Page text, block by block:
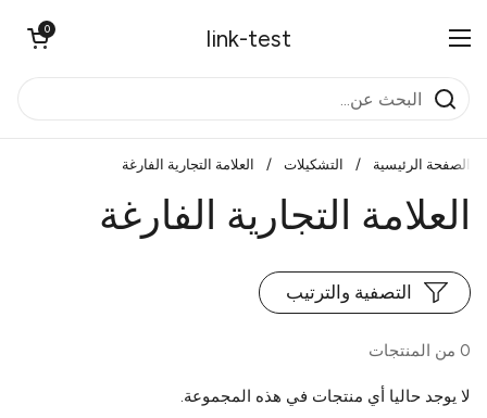
link-test فتح القائمة
فتح العربة
0
الصفحة الرئيسية / التشكيلات / العلامة التجارية الفارغة
العلامة التجارية الفارغة
0 من المنتجات
التصفية والترتيب
لا يوجد حاليا أي منتجات في هذه المجموعة.